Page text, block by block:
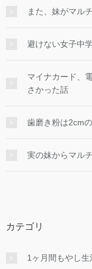
また、妹がマル
避けない女子中
マイナカード、
さかった話
歯磨き粉は2cm
実の妹からマル
カテゴリ
1ヶ月間もやし生